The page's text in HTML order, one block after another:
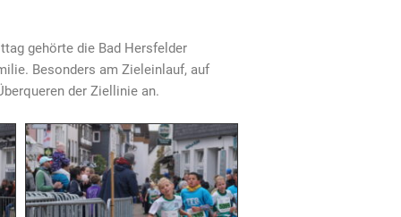
gehörte die Bad Hersfelder
Besonders am Zieleinlauf, auf
der Ziellinie an.